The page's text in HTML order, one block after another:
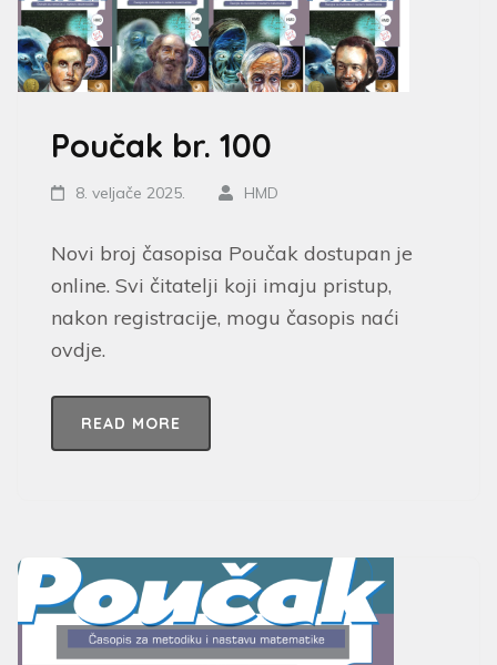
Poučak br. 100
8. veljače 2025. HMD
Novi broj časopisa Poučak dostupan je
online. Svi čitatelji koji imaju pristup,
nakon registracije, mogu časopis naći
ovdje.
READ MORE